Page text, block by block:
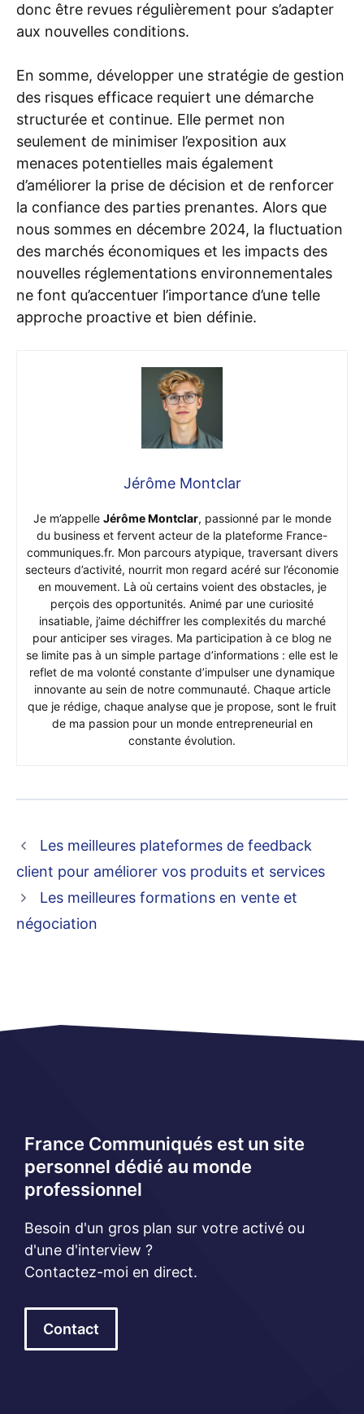
donc être revues régulièrement pour s’adapter
aux nouvelles conditions.
En somme, développer une stratégie de gestion
des risques efficace requiert une démarche
structurée et continue. Elle permet non
seulement de minimiser l’exposition aux
menaces potentielles mais également
d’améliorer la prise de décision et de renforcer
la confiance des parties prenantes. Alors que
nous sommes en décembre 2024, la fluctuation
des marchés économiques et les impacts des
nouvelles réglementations environnementales
ne font qu’accentuer l’importance d’une telle
approche proactive et bien définie.
Jérôme Montclar
Je m’appelle Jérôme Montclar, passionné par le monde
du business et fervent acteur de la plateforme France-
communiques.fr. Mon parcours atypique, traversant divers
secteurs d’activité, nourrit mon regard acéré sur l’économie
en mouvement. Là où certains voient des obstacles, je
perçois des opportunités. Animé par une curiosité
insatiable, j’aime déchiffrer les complexités du marché
pour anticiper ses virages. Ma participation à ce blog ne
se limite pas à un simple partage d’informations : elle est le
reflet de ma volonté constante d’impulser une dynamique
innovante au sein de notre communauté. Chaque article
que je rédige, chaque analyse que je propose, sont le fruit
de ma passion pour un monde entrepreneurial en
constante évolution.
Les meilleures plateformes de feedback
client pour améliorer vos produits et services
Les meilleures formations en vente et
négociation
France Communiqués est un site
personnel dédié au monde
professionnel
Besoin d'un gros plan sur votre activé ou
d'une d'interview ?
Contactez-moi en direct.
Contact